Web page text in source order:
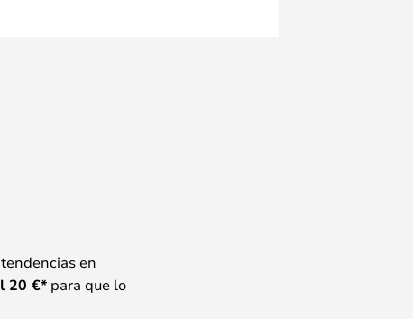
en
20 €*para que lo